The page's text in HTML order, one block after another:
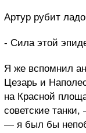
Артур рубит
- Сила этой
Я же вспомнил
Цезарь и
на Красной
советские
— я был бы